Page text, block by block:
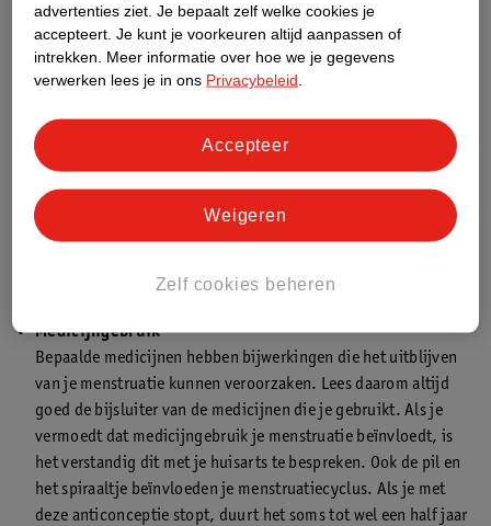
maanden uitblijven.
De overgang
De jaren voor je menopauze, je laatste ongesteldheid, noem je
onregelmatig en bereidt je lichaam zich voor op de
veranderingen die komen. Hierdoor duurt het misschien
langer dan normaal voordat je ongesteld wordt.
Borstvoeding
Heb je net een kindje en geef je borstvoeding? Dan kan je
eisprong uit, maar dat is niet altijd zo. Je kan daarom wel
Medicijngebruik
Bepaalde medicijnen hebben bijwerkingen die het uitblijven
van je menstruatie kunnen veroorzaken. Lees daarom altijd
goed de bijsluiter van de medicijnen die je gebruikt. Als je
vermoedt dat medicijngebruik je menstruatie beïnvloedt, is
het verstandig dit met je huisarts te bespreken. Ook de pil en
het spiraaltje beïnvloeden je menstruatiecyclus. Als je met
deze anticonceptie stopt, duurt het soms tot wel een half jaar
advertenties ziet. Je bepaalt zelf welke cookies je
accepteert. Je kunt je voorkeuren altijd aanpassen of
intrekken.
Meer informatie over hoe we je gegevens
verwerken lees je in ons Privacybeleid
Zelf cookies beheren
Weigeren
Accepteer